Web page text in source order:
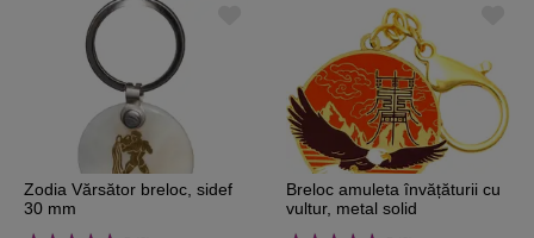
Zodia Vărsător breloc, sidef
30 mm
Breloc amuleta învățăturii cu
vultur, metal solid